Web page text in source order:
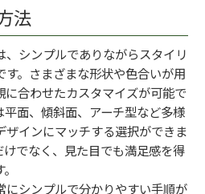
法
シンプルでありながらスタイリ
す。さまざまな形状や色合いが用
に合わせたカスタマイズが可能で
面、傾斜面、アーチ型など多様
ザインにマッチする選択ができま
でなく、見た目でも満足感を得
にシンプルで分かりやすい手順が